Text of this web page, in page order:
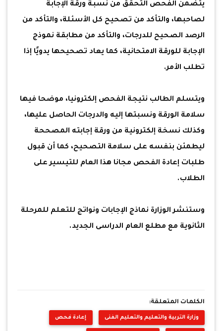
يتضمن الفحص التحقق من نسبة ورقة الإجابة
لصاحبها، والتأكد من تصحيح كل الأسئلة، والتأكد من
الرصد الصحيح للدرجات، والتأكد من مطابقة نموذج
الإجابة للورقة الامتحانية، كما يعاد تصحيحها يدويًا إذا
تطلب الأمر.
ويتسلم الطالب نتيجة الفحص إلكترونيا، موضحا فيها
سلامة الورقة ونسبتها إليه والدرجات الحاصل عليها،
وكذلك نسخة إلكترونية من ورقة إجابته المصححة
ليطمئن بنفسه على سلامة التصحيح، كما أن قبول
طلبات إعادة الفحص مجانا هذا العام للتيسير على
الطلاب.
وستنشر الوزارة نماذج الإجابات ونواتج للتعلم للمرحلة
الثانوية مع مطلع العام الدراسى الجديد.
الكلمات المتعلقة:
وزارة التربية والتعليم والتعليم الفنى إعادة فحص